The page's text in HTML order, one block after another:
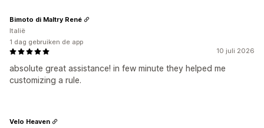
10 juli 2026
absolute great assistance! in few minute they helped me
customizing a rule.
Bimoto di Maltry René
Italië
1 dag gebruiken de app
Velo Heaven